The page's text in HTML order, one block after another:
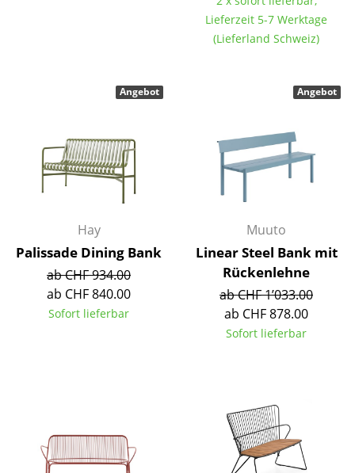
Sekretäre & PC-Tische
Konferenztische
Stehtische & Stehpulte
Kindertische
Gartentische
Servierwagen
Regale & Schränke
Lieferzeit 5-7 Werktage
(Lieferland Schweiz)
Hay
Palissade Dining Bank
ab CHF 934.00
ab CHF 840.00
Sofort lieferbar
Angebot
Muuto
Linear Steel Bank mit
Rückenlehne
ab CHF 1’033.00
ab CHF 878.00
Sofort lieferbar
Angebot